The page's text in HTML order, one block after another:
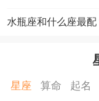
水瓶座和什么座最配
星座 算命 起名